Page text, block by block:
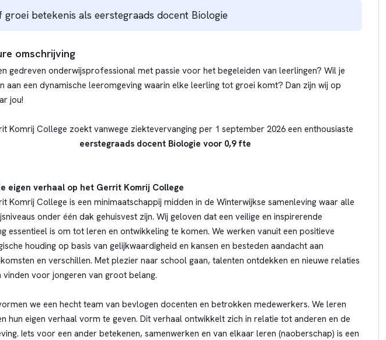
groei betekenis als eerstegraads docent Biologie
omschrijving
gedreven onderwijsprofessional met passie voor het begeleiden van leerlingen? Wil je
aan een dynamische leeromgeving waarin elke leerling tot groei komt? Dan zijn wij op
jou!
Komrij College zoekt vanwege ziektevervanging per 1 september 2026 een enthousiaste
eerstegraads docent Biologie voor 0,9 fte
eigen verhaal op het Gerrit Komrij College
Komrij College is een minimaatschappij midden in de Winterwijkse samenleving waar alle
onder één dak gehuisvest zijn. Wij geloven dat een veilige en inspirerende
essentieel is om tot leren en ontwikkeling te komen. We werken vanuit een positieve
houding op basis van gelijkwaardigheid en kansen en besteden aandacht aan
en verschillen. Met plezier naar school gaan, talenten ontdekken en nieuwe relaties
vinden voor jongeren van groot belang.
we een hecht team van bevlogen docenten en betrokken medewerkers. We leren
hun eigen verhaal vorm te geven. Dit verhaal ontwikkelt zich in relatie tot anderen en de
Iets voor een ander betekenen, samenwerken en van elkaar leren (naoberschap) is een